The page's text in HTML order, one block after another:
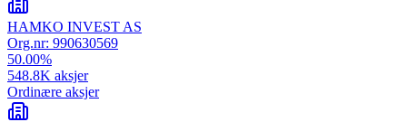
HAMKO INVEST AS
Org.nr: 990630569
50.00%
548.8K aksjer
Ordinære aksjer